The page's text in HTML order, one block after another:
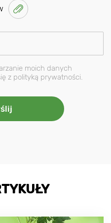
moich danych
z polityką prywatności.